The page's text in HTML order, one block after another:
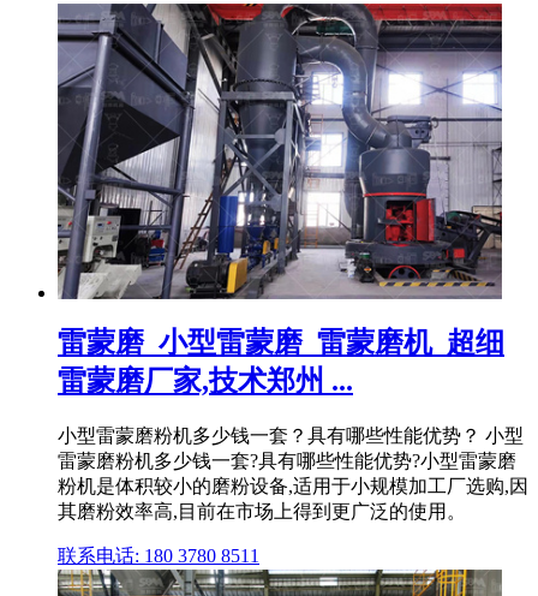
雷蒙磨_小型雷蒙磨_雷蒙磨机_超细
雷蒙磨厂家,技术郑州 ...
小型雷蒙磨粉机多少钱一套？具有哪些性能优势？ 小型
雷蒙磨粉机多少钱一套?具有哪些性能优势?小型雷蒙磨
粉机是体积较小的磨粉设备,适用于小规模加工厂选购,因
其磨粉效率高,目前在市场上得到更广泛的使用。
联系电话: 180 3780 8511